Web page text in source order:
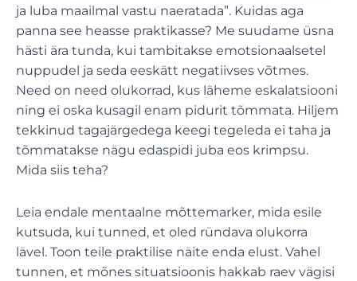
ja luba maailmal vastu naeratada”. Kuidas aga
panna see heasse praktikasse? Me suudame üsna
hästi ära tunda, kui tambitakse emotsionaalsetel
nuppudel ja seda eeskätt negatiivses võtmes.
Need on need olukorrad, kus läheme eskalatsiooni
ning ei oska kusagil enam pidurit tõmmata. Hiljem
tekkinud tagajärgedega keegi tegeleda ei taha ja
tõmmatakse nägu edaspidi juba eos krimpsu.
Mida siis teha?
Leia endale mentaalne mõttemarker, mida esile
kutsuda, kui tunned, et oled ründava olukorra
lävel. Toon teile praktilise näite enda elust. Vahel
tunnen, et mõnes situatsioonis hakkab raev vägisi